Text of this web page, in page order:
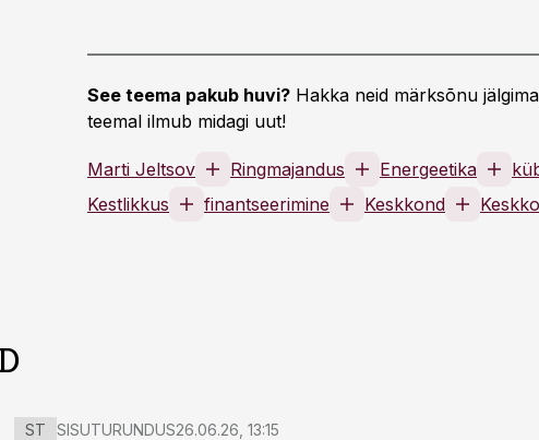
See teema pakub huvi? Hakka neid märksõnu
teemal ilmub midagi uut!
Marti Jeltsov Ringmajandus Energeetika
Kestlikkus
finantseerimine Keskkond
ST SISUTURUNDUS26.06.26, 13:15